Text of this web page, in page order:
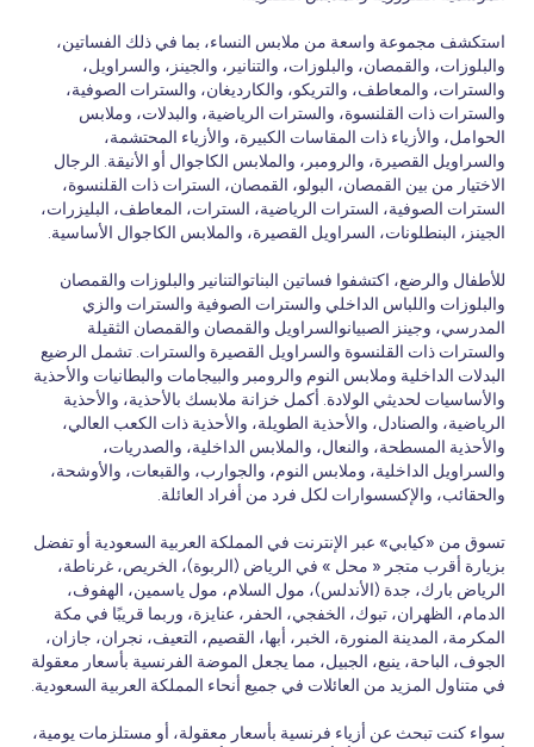
استكشف مجموعة واسعة من ملابس النساء، بما في ذلك الفساتين،
والبلوزات، والقمصان، والبلوزات، والتنانير، والجينز، والسراويل،
والسترات، والمعاطف، والتريكو، والكارديغان، والسترات الصوفية،
والسترات ذات القلنسوة، والسترات الرياضية، والبدلات، وملابس
الحوامل، والأزياء ذات المقاسات الكبيرة، والأزياء المحتشمة،
والسراويل القصيرة، والرومبر، والملابس الكاجوال أو الأنيقة. الرجال
الاختيار من بين القمصان، البولو، القمصان، السترات ذات القلنسوة،
السترات الصوفية، السترات الرياضية، السترات، المعاطف، البليزرات،
الجينز، البنطلونات، السراويل القصيرة، والملابس الكاجوال الأساسية.
للأطفال والرضع، اكتشفوا فساتين البناتوالتنانير والبلوزات والقمصان
والبلوزات واللباس الداخلي والسترات الصوفية والسترات والزي
المدرسي، وجينز الصبيانوالسراويل والقمصان والقمصان الثقيلة
والسترات ذات القلنسوة والسراويل القصيرة والسترات. تشمل الرضيع
البدلات الداخلية وملابس النوم والرومبر والبيجامات والبطانيات والأحذية
والأساسيات لحديثي الولادة. أكمل خزانة ملابسك بالأحذية، والأحذية
الرياضية، والصنادل، والأحذية الطويلة، والأحذية ذات الكعب العالي،
والأحذية المسطحة، والنعال، والملابس الداخلية، والصدريات،
والسراويل الداخلية، وملابس النوم، والجوارب، والقبعات، والأوشحة،
والحقائب، والإكسسوارات لكل فرد من أفراد العائلة.
تسوق من «كيابي» عبر الإنترنت في المملكة العربية السعودية أو تفضل
بزيارة أقرب متجر « محل » في الرياض (الربوة)، الخريص، غرناطة،
الرياض بارك، جدة (الأندلس)، مول السلام، مول ياسمين، الهفوف،
الدمام، الظهران، تبوك، الخفجي، الحفر، عنايزة، وربما قريبًا في مكة
المكرمة، المدينة المنورة، الخبر، أبها، القصيم، التعيف، نجران، جازان،
الجوف، الباحة، ينبع، الجبيل، مما يجعل الموضة الفرنسية بأسعار معقولة
في متناول المزيد من العائلات في جميع أنحاء المملكة العربية السعودية.
سواء كنت تبحث عن أزياء فرنسية بأسعار معقولة، أو مستلزمات يومية،